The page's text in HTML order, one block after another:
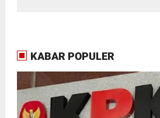
KABAR POPULER